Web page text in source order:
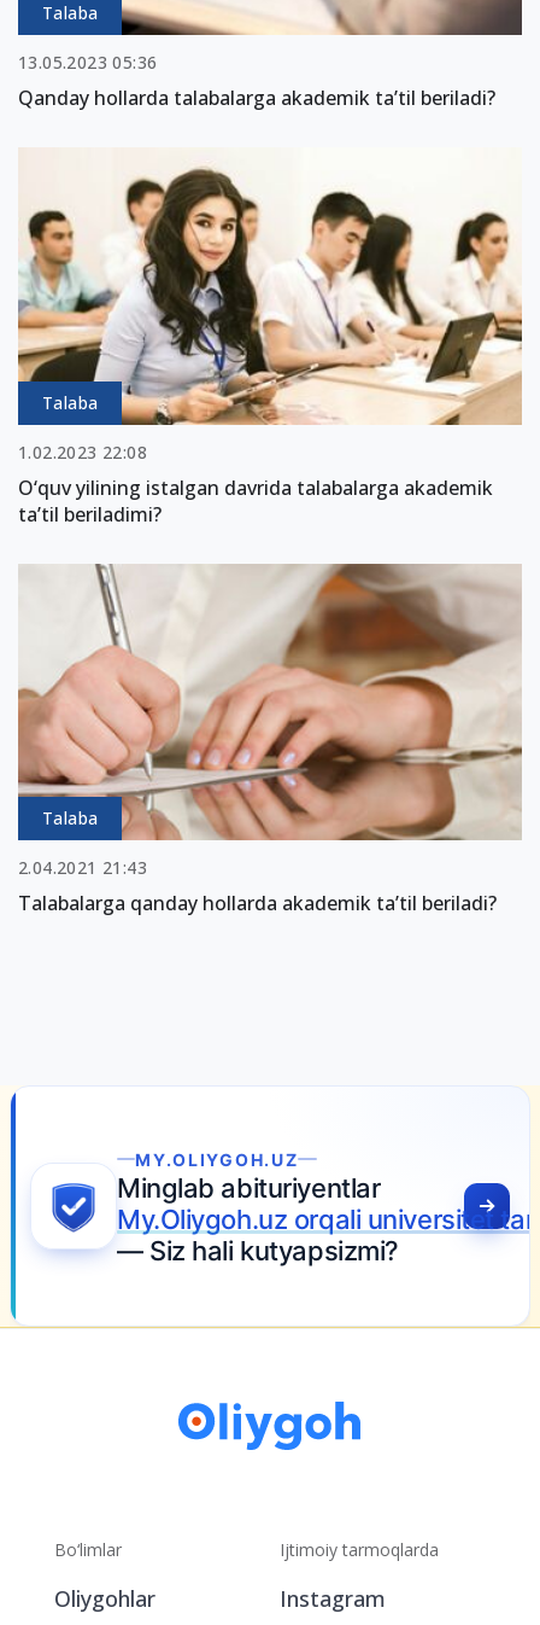
Talaba
13.05.2023 05:36
Qanday hollarda talabalarga akademik ta’til beriladi?
Talaba
1.02.2023 22:08
O‘quv yilining istalgan davrida talabalarga akademik
ta’til beriladimi?
Talaba
2.04.2021 21:43
Talabalarga qanday hollarda akademik ta’til beriladi?
MY.OLIYGOH.UZ
Minglab abituriyentlar
My.Oliygoh.uz orqali universitet
— Siz hali kutyapsizmi?